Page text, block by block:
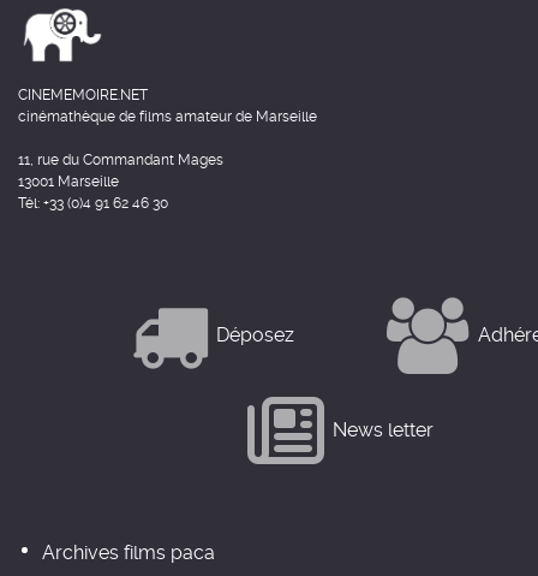
CINEMEMOIRE.NET
cinémathèque de films amateur de Marseille
11, rue du Commandant Mages
13001 Marseille
Tél: +33 (0)4 91 62 46 30
Déposez
News letter
Archives films paca